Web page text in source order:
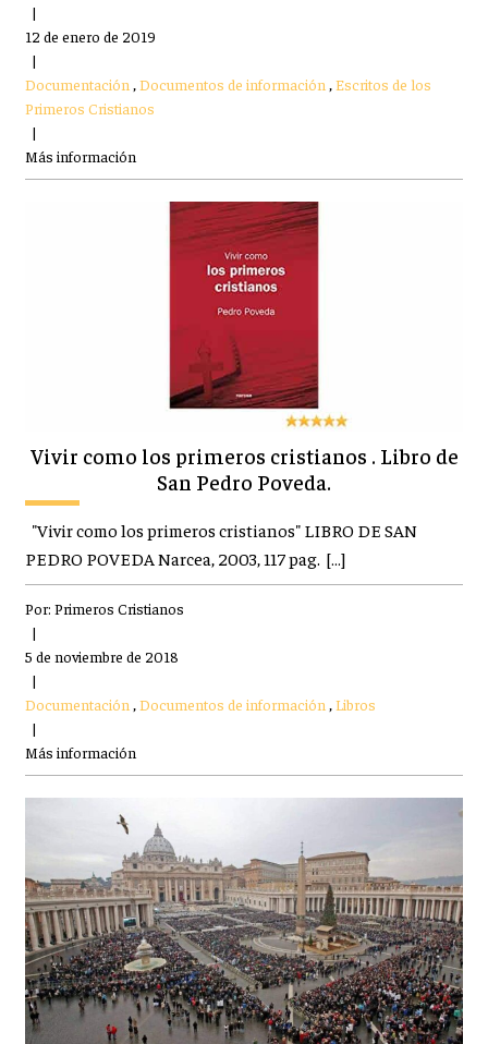
|
12 de enero de 2019
|
Documentación ,Documentos de información ,Escritos de los
Primeros Cristianos
|
Más información
Vivir como los primeros cristianos . Libro de
San Pedro Poveda.
"Vivir como los primeros cristianos" LIBRO DE SAN
PEDRO POVEDA Narcea, 2003, 117 pag. […]
Por: Primeros Cristianos
|
5 de noviembre de 2018
|
Documentación ,Documentos de información ,Libros
|
Más información